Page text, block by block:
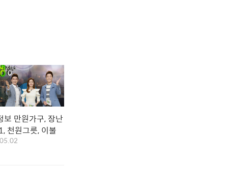
보 만원가구, 장난
천원그릇, 이불